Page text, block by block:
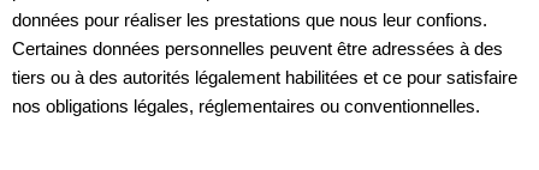
données pour réaliser les prestations que nous leur confions.
Certaines données personnelles peuvent être adressées à des
tiers ou à des autorités légalement habilitées et ce pour satisfaire
nos obligations légales, réglementaires ou conventionnelles.